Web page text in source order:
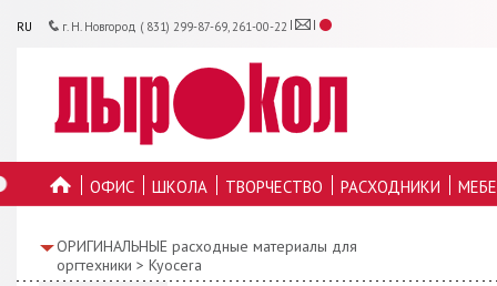
RU г. Н. Новгород ( 831) 299-87-69, 261-00-22
ОФИС ШКОЛА ТВОРЧЕСТВО РАСХОДНИКИ
ОРИГИНАЛЬНЫЕ расходные материалы для
оргтехники > Kyocera